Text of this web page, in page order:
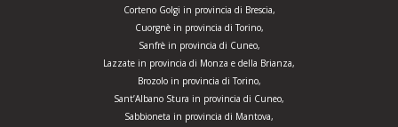
Corteno Golgi in provincia di Brescia,
Cuorgnè in provincia di Torino,
Sanfrè in provincia di Cuneo,
Lazzate in provincia di Monza e della Brianza,
Brozolo in provincia di Torino,
Sant’Albano Stura in provincia di Cuneo,
Sabbioneta in provincia di Mantova,